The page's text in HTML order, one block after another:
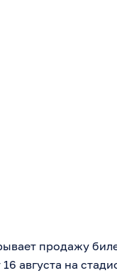
продажу
августа на